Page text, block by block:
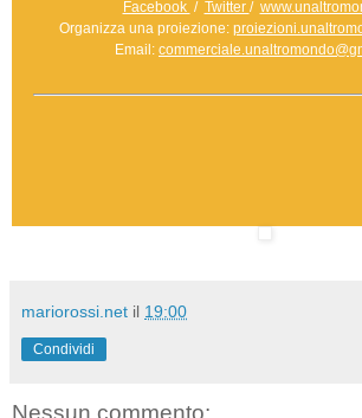
Facebook / Twitter /
Organizza una proiezione:
Email:
mariorossi.net il 19:00
Condividi
Nessun commento: